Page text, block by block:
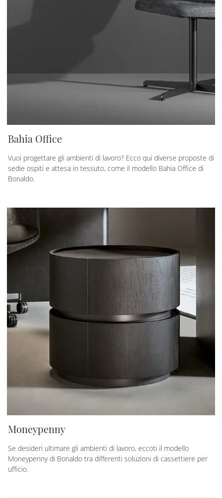
Bahia Office
Vuoi progettare gli ambienti di lavoro? Ecco qui diverse proposte di
sedie ospiti e attesa in tessuto, come il modello Bahia Office di
Bonaldo.
Moneypenny
Se desideri ultimare gli ambienti di lavoro, eccoti il modello
Moneypenny di Bonaldo tra differenti soluzioni di cassettiere per
ufficio.